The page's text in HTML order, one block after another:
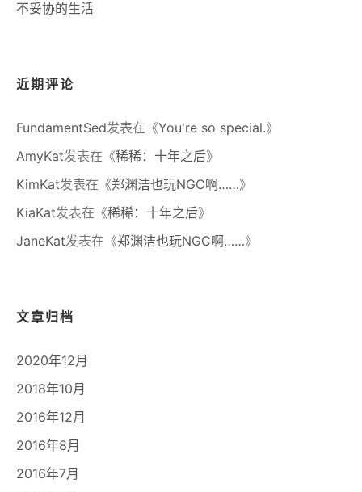
不妥协的生活
近期评论
FundamentSed发表在《You're so special.》
AmyKat发表在《稀稀：十年之后》
KimKat发表在《郑渊洁也玩NGC啊……》
KiaKat发表在《稀稀：十年之后》
JaneKat发表在《郑渊洁也玩NGC啊……》
文章归档
2020年12月
2018年10月
2016年12月
2016年8月
2016年7月